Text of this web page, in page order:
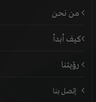
من نحن
كيف أبدأ
رؤيتنا
إتصل بنا